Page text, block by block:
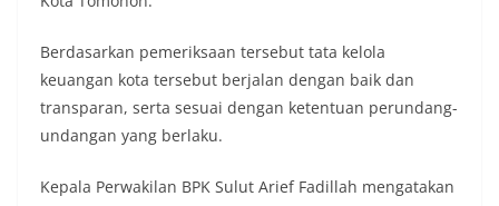
Berdasarkan pemeriksaan tersebut tata kelola
keuangan kota tersebut berjalan dengan baik dan
transparan, serta sesuai dengan ketentuan perundang-
undangan yang berlaku.
Kepala Perwakilan BPK Sulut Arief Fadillah mengatakan